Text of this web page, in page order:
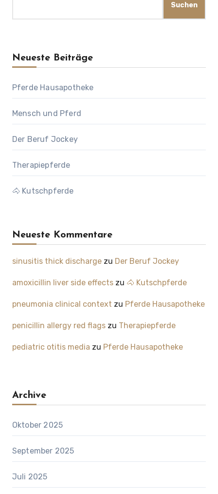
Suchen
Neueste Beiträge
Pferde Hausapotheke
Mensch und Pferd
Der Beruf Jockey
Therapiepferde
🐴 Kutschpferde
Neueste Kommentare
sinusitis thick dischargezu Der Beruf Jockey
amoxicillin liver side effectszu 🐴 Kutschpferde
pneumonia clinical context zu Pferde Hausapotheke
penicillin allergy red flagszu Therapiepferde
pediatric otitis media zu Pferde Hausapotheke
Archive
Oktober 2025
September 2025
Juli 2025